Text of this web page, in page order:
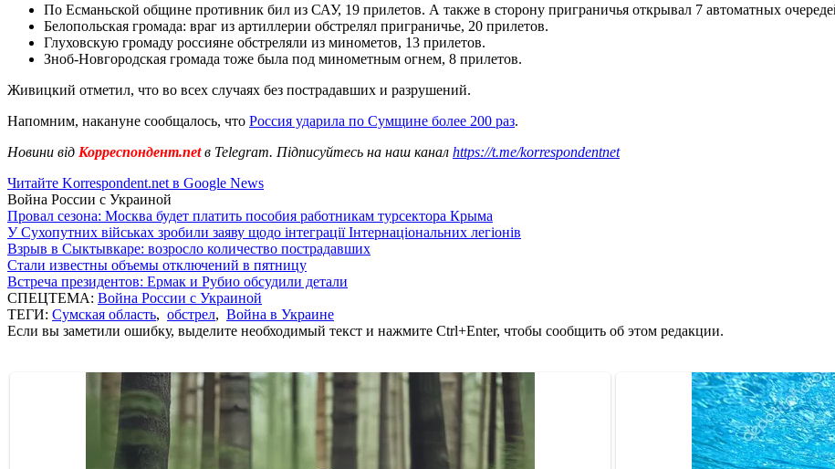
По Есманьской общине противник бил из САУ, 19 прилетов. А также в сторону приграничья открывал 7 автоматных
Белопольская громада: враг из артиллерии обстрелял приграничье, 20 прилетов.
Глуховскую громаду россияне обстреляли из минометов, 13 прилетов.
Зноб-Новгородская громада тоже была под минометным огнем, 8 прилетов.
Живицкий отметил, что во всех случаях без пострадавших и разрушений.
Напомним, накануне сообщалось, что Россия ударила по Сумщине более 200 раз.
Новини від Корреспондент.netв Telegram. Підписуйтесь на наш канал https://t.me/korrespondentnet
Читайте Korrespondent.net в Google News
Война России с Украиной
Провал сезона: Москва будет платить пособия работникам турсектора Крыма
У Сухопутних військах зробили заяву щодо інтеграції Інтернаціональних легіонів
Взрыв в Сыктывкаре: возросло количество пострадавших
Стали известны объемы отключений в пятницу
Встреча президентов: Ермак и Рубио обсудили детали
СПЕЦТЕМА: Война России с Украиной
ТЕГИ: Сумская область, обстрел, Война в Украине
Если вы заметили ошибку, выделите необходимый текст и нажмите Ctrl+Enter, чтобы сообщить об этом редакции.